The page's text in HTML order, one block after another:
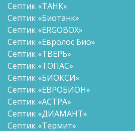
Септик «ТАНК»
Септик «Биотанк»
Септик «ERGOBOX»
Септик «Евролос Био»
Септик «ТВЕРЬ»
Септик «ТОПАС»
Септик «БИОКСИ»
Септик «ЕВРОБИОН»
Септик «АСТРА»
Септик «ДИАМАНТ»
Септик «Термит»